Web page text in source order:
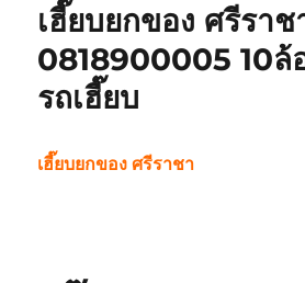
เฮี๊ยบยกของ ศรีราช
0818900005 10ล้
รถเฮี๊ยบ
เฮี๊ยบยกของ ศรีราชา